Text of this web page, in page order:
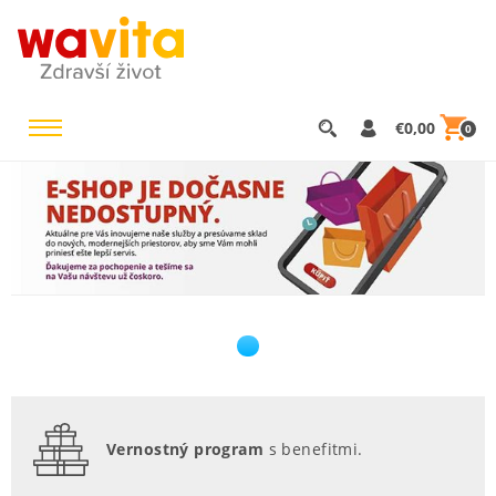
€0,00 0
Vernostný program s benefitmi.